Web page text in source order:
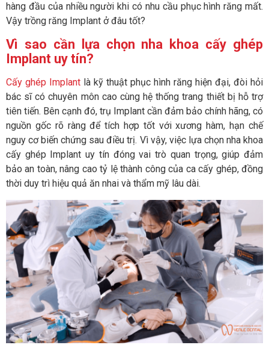
hàng đầu của nhiều người khi có nhu cầu phục hình răng mất.
Vậy trồng răng Implant ở đâu tốt?
Vì sao cần lựa chọn nha khoa cấy ghép
Implant uy tín?
Cấy ghép Implant là kỹ thuật phục hình răng hiện đại, đòi hỏi
bác sĩ có chuyên môn cao cùng hệ thống trang thiết bị hỗ trợ
tiên tiến. Bên cạnh đó, trụ Implant cần đảm bảo chính hãng, có
nguồn gốc rõ ràng để tích hợp tốt với xương hàm, hạn chế
nguy cơ biến chứng sau điều trị. Vì vậy, việc lựa chọn nha khoa
cấy ghép Implant uy tín đóng vai trò quan trọng, giúp đảm
bảo an toàn, nâng cao tỷ lệ thành công của ca cấy ghép, đồng
thời duy trì hiệu quả ăn nhai và thẩm mỹ lâu dài.